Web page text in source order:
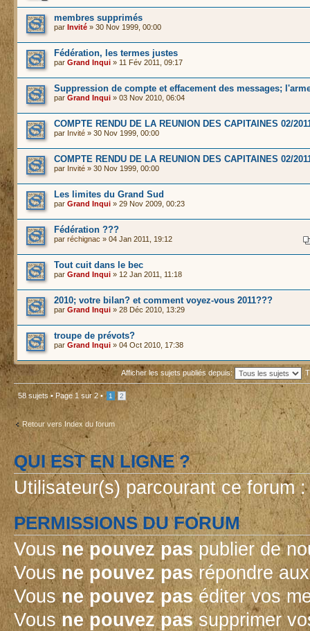
membres supprimés
par Invité » 30 Nov 1999, 00:00
Fédération, les termes justes
par Grand Inqui » 11 Fév 2011, 09:17
Suppression de compte et effacement des messages;
par Grand Inqui » 03 Nov 2010, 06:04
COMPTE RENDU DE LA REUNION DES CAPITAINES 02/
par Invité » 30 Nov 1999, 00:00
COMPTE RENDU DE LA REUNION DES CAPITAINES 02/
par Invité » 30 Nov 1999, 00:00
Les limites du Grand Sud
par Grand Inqui » 29 Nov 2009, 00:23
Fédération ???
par réchignac » 04 Jan 2011, 19:12
Tout cuit dans le bec
par Grand Inqui » 12 Jan 2011, 11:18
2010; votre bilan? et comment voyez-vous 2011???
par Grand Inqui » 28 Déc 2010, 13:29
troupe de prévots?
par Grand Inqui » 04 Oct 2010, 17:38
Afficher les sujets publiés depuis:
58 sujets • Page 1 sur 2 • 1 2
Retour vers Index du forum
QUI EST EN LIGNE ?
Utilisateur(s) parcourant ce forum
PERMISSIONS DU FORUM
Vousne pouvez paspublier de
Vousne pouvez pasrépondre
Vousne pouvez paséditer vos
Vousne pouvez passupprimer